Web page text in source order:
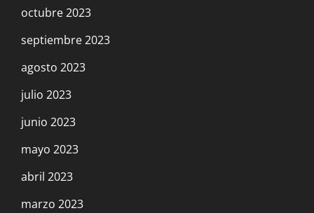
octubre 2023
septiembre 2023
agosto 2023
julio 2023
junio 2023
mayo 2023
abril 2023
marzo 2023